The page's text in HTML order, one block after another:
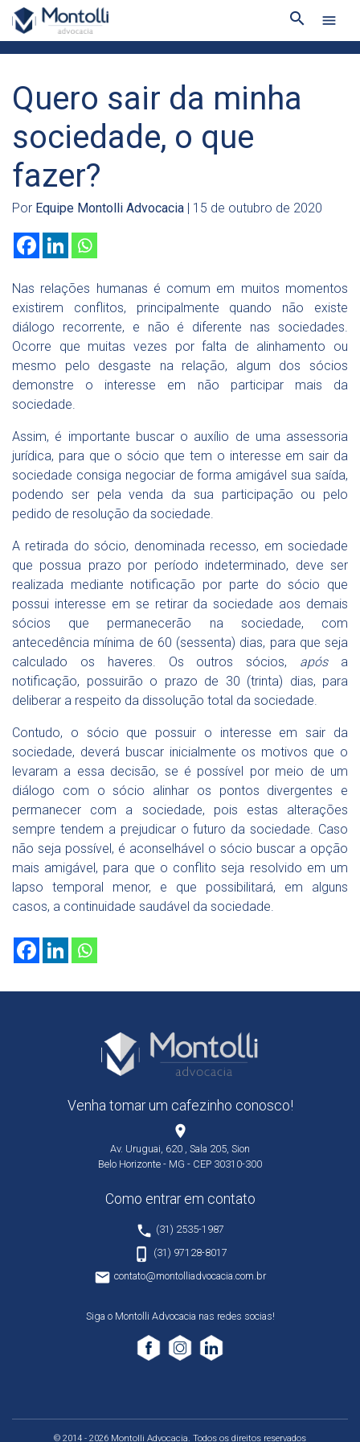
search menu
Quero sair da minha
sociedade, o que
fazer?
Por Equipe Montolli Advocacia | 15 de outubro de 2020
Nas relações humanas é comum em muitos momentos
existirem conflitos, principalmente quando não existe
diálogo recorrente, e não é diferente nas sociedades.
Ocorre que muitas vezes por falta de alinhamento ou
mesmo pelo desgaste na relação, algum dos sócios
demonstre o interesse em não participar mais da
sociedade.
Assim, é importante buscar o auxílio de uma assessoria
jurídica, para que o sócio que tem o interesse em sair da
sociedade consiga negociar de forma amigável sua saída,
podendo ser pela venda da sua participação ou pelo
pedido de resolução da sociedade.
A retirada do sócio, denominada recesso, em sociedade
que possua prazo por período indeterminado, deve ser
realizada mediante notificação por parte do sócio que
possui interesse em se retirar da sociedade aos demais
sócios que permanecerão na sociedade, com
antecedência mínima de 60 (sessenta) dias, para que seja
calculado os haveres. Os outros sócios, apósa
notificação, possuirão o prazo de 30 (trinta) dias, para
deliberar a respeito da dissolução total da sociedade.
Contudo, o sócio que possuir o interesse em sair da
sociedade, deverá buscar inicialmente os motivos que o
levaram a essa decisão, se é possível por meio de um
diálogo com o sócio alinhar os pontos divergentes e
permanecer com a sociedade, pois estas alterações
sempre tendem a prejudicar o futuro da sociedade. Caso
não seja possível, é aconselhável o sócio buscar a opção
mais amigável, para que o conflito seja resolvido em um
lapso temporal menor, e que possibilitará, em alguns
casos, a continuidade saudável da sociedade.
Venha tomar um cafezinho conosco!
place
Av. Uruguai, 620 , Sala 205, Sion
Belo Horizonte - MG - CEP 30310-300
Como entrar em contato
phone (31) 2535-1987
phone_iphone (31) 97128-8017
email contato@montolliadvocacia.com.br
Siga o Montolli Advocacia nas redes socias!
© 2014 - 2026 Montolli Advocacia. Todos os direitos reservados